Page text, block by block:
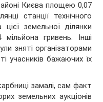
Києва площею 0,07
станції технічного
земельної ділянки
гривень. Інші
зняті організаторами
учасників бажаючих їх
замалі, сам факт
земельних аукціонів